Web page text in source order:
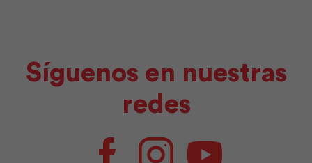
Síguenos en nuestras
redes